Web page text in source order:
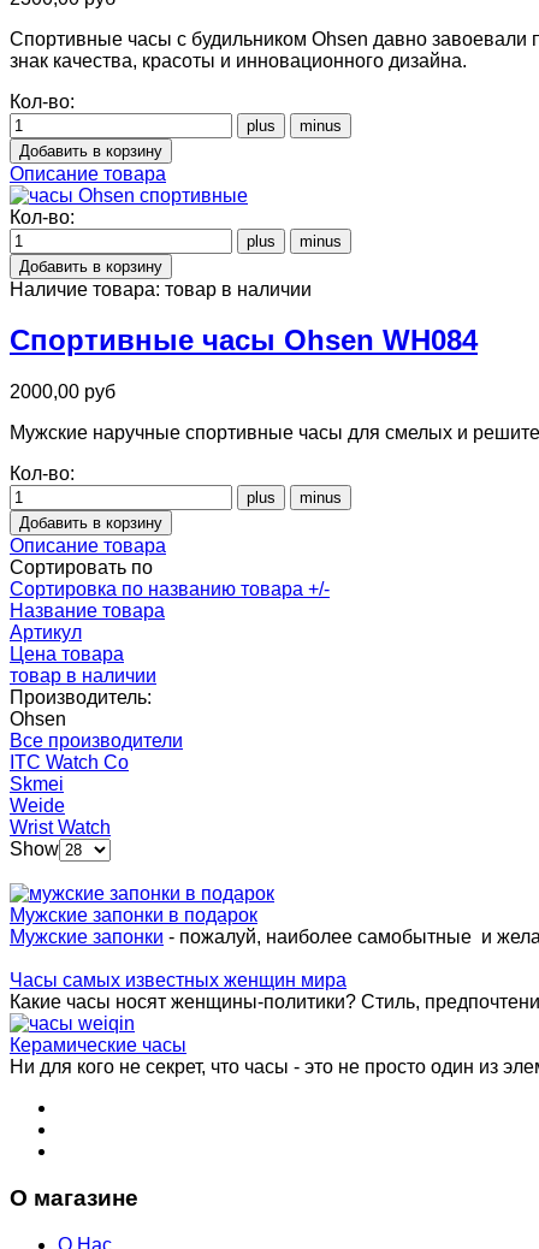
Спортивные часы с будильником Ohsen давно завоевали
знак качества, красоты и инновационного дизайна.
Кол-во:
Описание товара
Кол-во:
Наличие товара: товар в наличии
Спортивные часы Ohsen WH084
2000,00 руб
Мужские наручные спортивные часы для смелых и
Кол-во:
Описание товара
Сортировать по
Сортировка по названию товара +/-
Название товара
Артикул
Цена товара
товар в наличии
Производитель:
Ohsen
Все производители
ITC Watch Co
Skmei
Weide
Wrist Watch
Show
Мужские запонки в подарок
Мужские запонки - пожалуй, наиболее самобытные и
Часы самых известных женщин мира
Какие часы носят женщины-политики? Стиль,
Керамические часы
Ни для кого не секрет, что часы - это не просто один из
О магазине
О Нас